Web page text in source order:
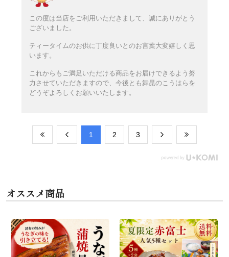
この度は当店をご利用いただきまして、誠にありがとう
ございました。
ティータイムのお供に丁度良いとのお言葉大変嬉しく思
います。
これからもご満足いただける商品をお届けできるよう努
力させていただきますので、今後とも舞昆のこうはらを
どうぞよろしくお願いいたします。
​1 ​2 ​3
オススメ商品